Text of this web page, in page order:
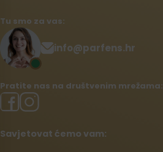
Tu smo za vas:
info@parfens.hr
Pratite nas na društvenim mrežama:
Savjetovat ćemo vam: